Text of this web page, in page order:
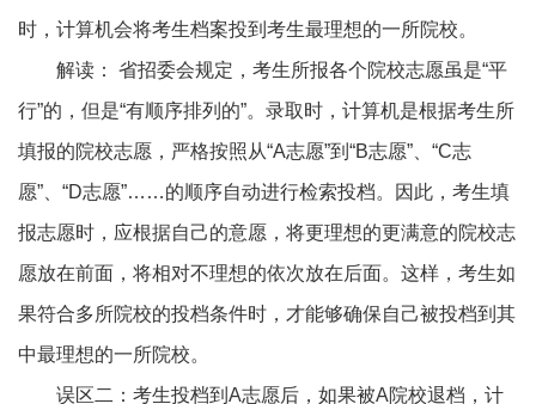
时，计算机会将考生档案投到考生最理想的一所院校。
解读： 省招委会规定，考生所报各个院校志愿虽是“平
行”的，但是“有顺序排列的”。录取时，计算机是根据考生所
填报的院校志愿，严格按照从“A志愿”到“B志愿”、“C志
愿”、“D志愿”……的顺序自动进行检索投档。因此，考生填
报志愿时，应根据自己的意愿，将更理想的更满意的院校志
愿放在前面，将相对不理想的依次放在后面。这样，考生如
果符合多所院校的投档条件时，才能够确保自己被投档到其
中最理想的一所院校。
误区二：考生投档到A志愿后，如果被A院校退档，计